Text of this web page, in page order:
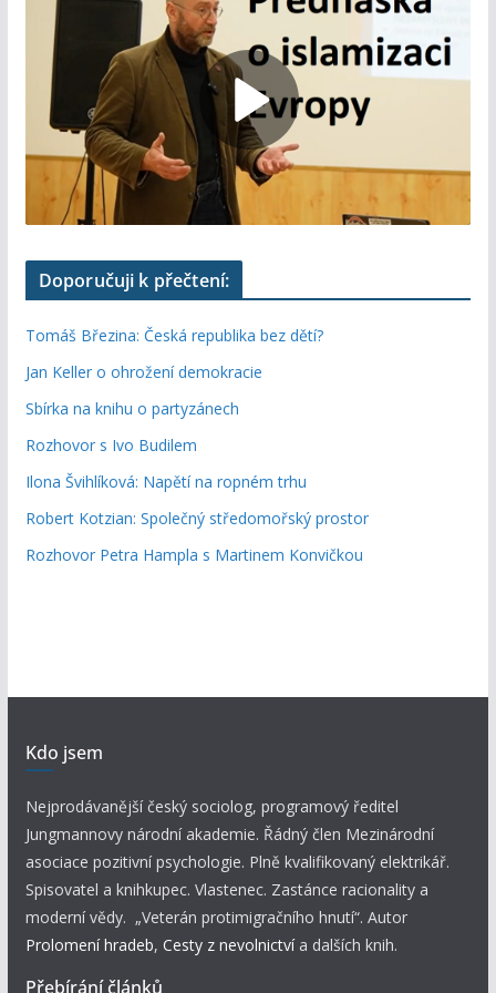
Doporučuji k přečtení:
Tomáš Březina: Česká republika bez dětí?
Jan Keller o ohrožení demokracie
Sbírka na knihu o partyzánech
Rozhovor s Ivo Budilem
Ilona Švihlíková: Napětí na ropném trhu
Robert Kotzian: Společný středomořský prostor
Rozhovor Petra Hampla s Martinem Konvičkou
Kdo jsem
Nejprodávanější český sociolog, programový ředitel
Jungmannovy národní akademie. Řádný člen Mezinárodní
asociace pozitivní psychologie. Plně kvalifikovaný elektrikář.
Spisovatel a knihkupec. Vlastenec. Zastánce racionality a
moderní vědy. „Veterán protimigračního hnutí“. Autor
Prolomení hradeb, Cesty z nevolnictví a dalších knih.
Přebírání článků